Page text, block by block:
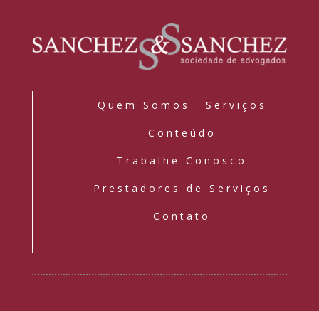
Quem Somos Serviços
Conteúdo
Trabalhe Conosco
Prestadores de Serviços
Contato